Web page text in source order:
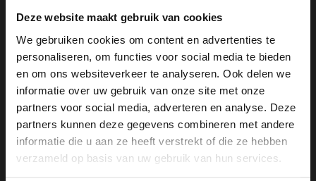
Deze website maakt gebruik van cookies
We gebruiken cookies om content en advertenties te
personaliseren, om functies voor social media te bieden
en om ons websiteverkeer te analyseren. Ook delen we
informatie over uw gebruik van onze site met onze
partners voor social media, adverteren en analyse. Deze
partners kunnen deze gegevens combineren met andere
informatie die u aan ze heeft verstrekt of die ze hebben
verzameld op basis van uw gebruik van hun services.
Merken Glasmozaïek
This Cookie Banner was deleted and is no
longer working. Please contact the website
administrator.
Deze website gebruikt cookies om de
gebruikerservaring te verbeteren. Door
gebruik te maken van onze website geeft u
toestemming voor alle cookies in
overeenstemming met ons cookiebeleid.Lees
verder
ALLES ACCEPTEREN